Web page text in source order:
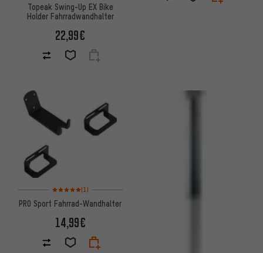
Topeak Swing-Up EX Bike
Holder Fahrradwandhalter
22,99€
Bewertungen: 5 von 5 basierend auf 1 Bewertungen
(1)
PRO Sport Fahrrad-Wandhalter
14,99€